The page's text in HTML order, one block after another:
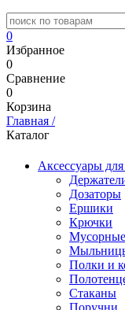
0
Избранное
0
Сравнение
0
Корзина
Главная /
Каталог
Аксессуары
Дозаторы
Ершики
Крючки
Полки и
Стаканы